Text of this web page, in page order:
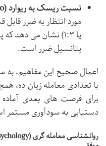
نسبت ریسک به ریوارد (Risk-Reward Ratio):
یا ۱:۳) نشان می دهد
پتانسیل ضرر است.
اعمال صحیح این مفاهیم، به
با تعدادی معامله زیان ده،
برای فرصت های بعدی آماده
دستیابی به سودآوری مستمر